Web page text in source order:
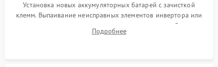
Установка новых аккумуляторных батарей с зачисткой
клемм. Выпаивание неисправных элементов инвертора или
цепи зарядки и монтаж новых радиодеталей.
Восстановление поврежденных токоведущих дорожек и
Подробнее